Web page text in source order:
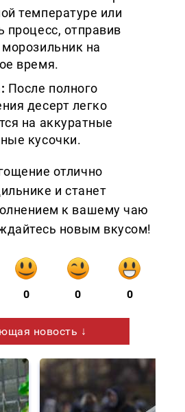
температуре или
процесс, отправив
на
время.
После полного
десерт легко
на аккуратные
кусочки.
отлично
и станет
к вашему чаю
новым вкусом!
0 0 0
новость ↓